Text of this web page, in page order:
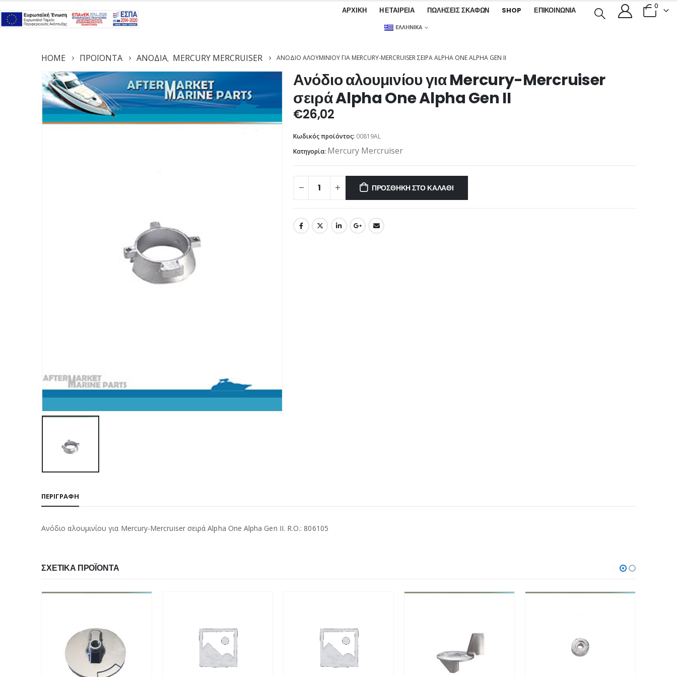
ΑΡΧΙΚΉ Η ΕΤΑΙΡΕΊΑ ΠΩΛΉΣΕΙΣ ΣΚΑΦΏΝ SHOP ΕΠΙΚΟΙΝΩΝΊΑ 0
ΕΛΛΗΝΙΚΆ
HOME ΠΡΟΪΌΝΤΑ ΑΝΌΔΙΑ, MERCURY MERCRUISER ΑΝΌΔΙΟ ΑΛΟΥΜΙΝΊΟΥ ΓΙΑ MERCURY-MERCRUISER ΣΕΙΡΆ ALPHA ONE ALPHA GEN II
Ανόδιο αλουμινίου για Mercury-Mercruiser
σειρά Alpha One Alpha Gen II
€26,02
Κωδικός προϊόντος: 00819AL
Κατηγορία: Mercury Mercruiser
ΠΡΟΣΘΉΚΗ ΣΤΟ ΚΑΛΆΘΙ
ΠΕΡΙΓΡΑΦΉ
Ανόδιο αλουμινίου για Mercury-Mercruiser σειρά Alpha One Alpha Gen II. R.O.: 806105
ΣΧΕΤΙΚΆ ΠΡΟΪΌΝΤΑ